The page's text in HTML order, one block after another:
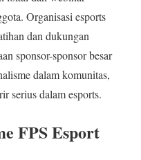
Organisasi esports
dan dukungan
sponsor-sponsor besar
dalam komunitas,
serius dalam esports.
FPS Esport